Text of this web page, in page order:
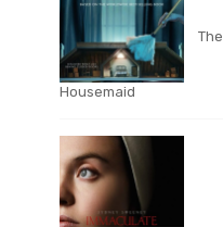
The
Housemaid